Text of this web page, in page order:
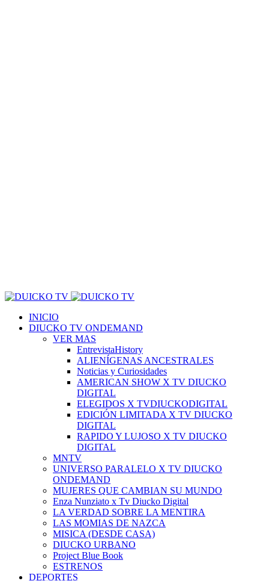
INICIO
DIUCKO TV ONDEMAND
VER MAS
EntrevistaHistory
ALIENÍGENAS ANCESTRALES
Noticias y Curiosidades
AMERICAN SHOW X TV DIUCKO
DIGITAL
ELEGIDOS X TVDIUCKODIGITAL
EDICIÓN LIMITADA X TV DIUCKO
DIGITAL
RAPIDO Y LUJOSO X TV DIUCKO
DIGITAL
MNTV
UNIVERSO PARALELO X TV DIUCKO
ONDEMAND
MUJERES QUE CAMBIAN SU MUNDO
Enza Nunziato x Tv Diucko Digital
LA VERDAD SOBRE LA MENTIRA
LAS MOMIAS DE NAZCA
MISICA (DESDE CASA)
DIUCKO URBANO
Project Blue Book
ESTRENOS
DEPORTES